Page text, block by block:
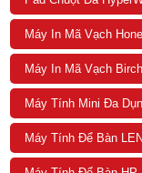
Máy In Mã Vạch
Máy In Mã Vạch Birch
Máy Tính Mini Đa
Máy Tính Để Bàn